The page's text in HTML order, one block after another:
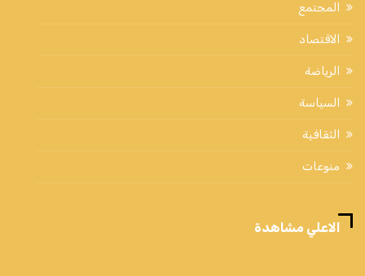
المجتمع
الاقتصاد
الرياضة
السياسة
الثقافية
منوعات
الاعلي مشاهدة